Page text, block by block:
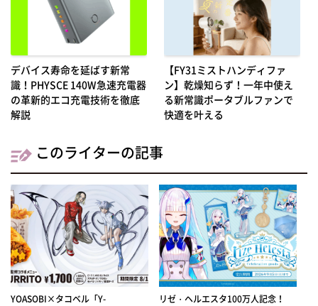
デバイス寿命を延ばす新常
識！PHYSCE 140W急速充電器
の革新的エコ充電技術を徹底
解説
【FY31ミストハンディファ
ン】乾燥知らず！一年中使え
る新常識ポータブルファンで
快適を叶える
このライターの記事
YOASOBI×タコベル「Y-
リゼ・ヘルエスタ100万人記念！